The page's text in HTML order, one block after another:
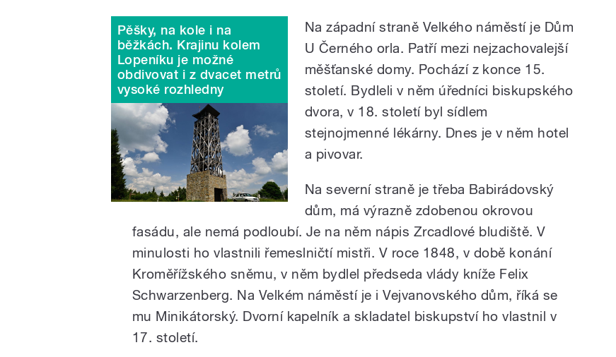
Pěšky, na kole i na
běžkách. Krajinu kolem
Lopeníku je možné
obdivovat i z dvacet metrů
vysoké rozhledny
Na západní straně Velkého náměstí je Dům
U Černého orla. Patří mezi nejzachovalejší
měšťanské domy. Pochází z konce 15.
století. Bydleli v něm úředníci biskupského
dvora, v 18. století byl sídlem
stejnojmenné lékárny. Dnes je v něm hotel
a pivovar.
Na severní straně je třeba Babirádovský
dům, má výrazně zdobenou okrovou
fasádu, ale nemá podloubí. Je na něm nápis Zrcadlové bludiště. V
minulosti ho vlastnili řemeslničtí mistři. V roce 1848, v době konání
Kroměřížského sněmu, v něm bydlel předseda vlády kníže Felix
Schwarzenberg. Na Velkém náměstí je i Vejvanovského dům, říká se
mu Minikátorský. Dvorní kapelník a skladatel biskupství ho vlastnil v
17. století.